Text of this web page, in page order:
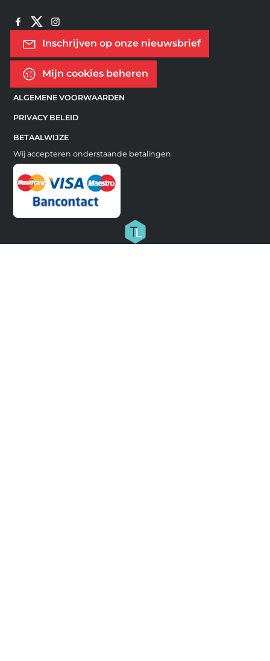
Inschrijven op onze nieuwsbrief
Mijn cookies beheren
ALGEMENE VOORWAARDEN
PRIVACY BELEID
BETAALWIJZE
Wij accepteren onderstaande betalingen